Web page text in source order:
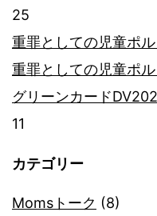
25
重罪としての児童ポ
重罪としての児童ポ
グリーンカード
11
カテゴリー
Momsトーク (8)